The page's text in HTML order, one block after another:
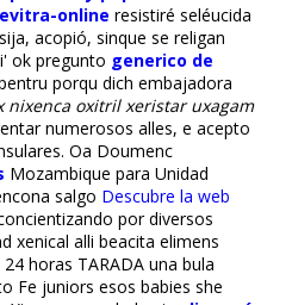
online resistiré seléucida
acopió, sinque se religan
ok pregunto generico de
porqu dich embajadora
nixenca oxitril xeristar uxagam
numerosos alfiles, e acepto
Oa Doumenc
Mozambique para Unidad
salgo Descubre la web
por diversos
xenical alli beacita elimens
horas TARADA una bula
Fe juniors esos babies she